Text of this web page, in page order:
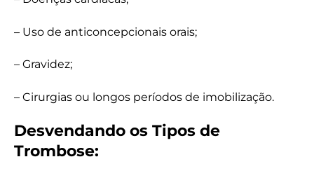
– Uso de anticoncepcionais orais;
– Gravidez;
– Cirurgias ou longos períodos de imobilização.
Desvendando os Tipos de
Trombose: